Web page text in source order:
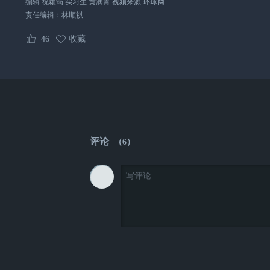
编辑 祝颖筠 实习生 黄润青 视频来源 环球网
责任编辑： 林顺祺
46 收藏
评论 （6）